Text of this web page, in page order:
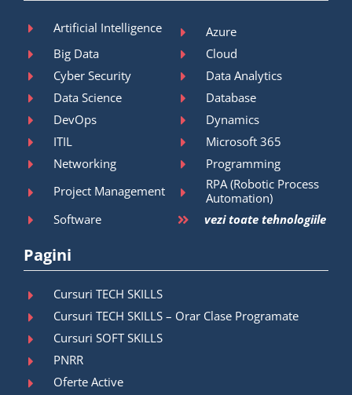
Artificial Intelligence
Azure
Big Data
Cloud
Cyber Security
Data Analytics
Data Science
Database
DevOps
Dynamics
ITIL
Microsoft 365
Networking
Programming
Project Management
RPA (Robotic Process
Automation)
Software
vezi toate tehnologiile
Pagini
Cursuri TECH SKILLS
Cursuri TECH SKILLS – Orar Clase Programate
Cursuri SOFT SKILLS
PNRR
Oferte Active